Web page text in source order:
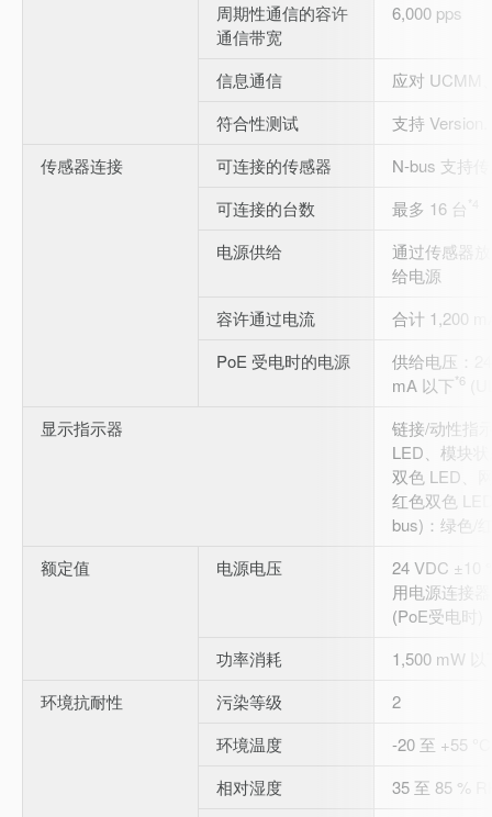
周期性通信的容许
通信带宽
6,000 pps
信息通信
应对 UCMM
符合性测试
支持 Version.
传感器连接
可连接的传感器
N-bus 支持
可连接的台数
最多 16 台
电源供给
通过传感器
给电源
容许通过电流
合计 1,200
PoE 受电时的电源
供给电压：
mA 以下*6
显示指示器
链接/动性指
LED、模块
双色 LED、
红色双色
bus)：绿色/
额定值
电源电压
24 VDC ±10
用电源连接
(PoE受电时)
功率消耗
1,500 mW
环境抗耐性
污染等级
2
环境温度
-20 至 +55
相对湿度
35 至 85 %